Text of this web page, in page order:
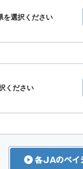
を選択ください
ください